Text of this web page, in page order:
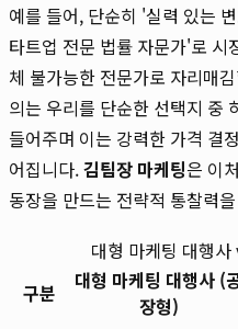
예를 들어, 단순히 '실력 있는
타트업 전문 법률 자문가'로 시
체 불가능한 전문가로 자리매
의는 우리를 단순한 선택지 중
들어주며 이는 강력한 가격 결
어집니다.김팀장 마케팅은 이
동장을 만드는 전략적 통찰력
대형 마케팅 대행
구분
대형 마케팅 대행사 (
장형)